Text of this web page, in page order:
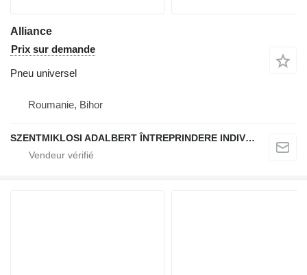
Alliance
Prix sur demande
Pneu universel
Roumanie, Bihor
SZENTMIKLOSI ADALBERT ÎNTREPRINDERE INDIVIDUALĂ